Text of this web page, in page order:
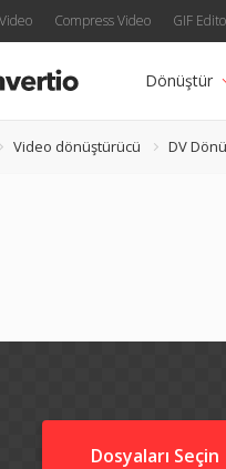
Compress Video GIF
Dönüştür
Video dönüştürücü DV
Dosyaları Seçin